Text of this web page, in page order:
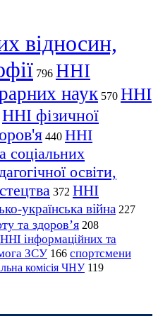
відносин,
796 ННІ
наук 570 ННІ
ННІ фізичної
440 ННІ
соціальних
освіти,
372 ННІ
українська війна 227
та здоров’я 208
ННІ інформаційних та
ЗСУ 166 спортсмени
комісія ЧНУ 119